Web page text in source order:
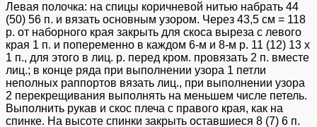
Левая полочка: на спицы коричневой нитью набрать 44
(50) 56 п. и вязать основным узором. Через 43,5 см = 118
р. от наборного края закрыть для скоса выреза с левого
края 1 п. и попеременно в каждом 6-м и 8-м р. 11 (12) 13 х
1 п., для этого в лиц. р. перед кром. провязать 2 п. вместе
лиц.; в конце ряда при выполнении узора 1 петли
неполных раппортов вязать лиц., при выполнении узора
2 перекрещивания выполнять на меньшем числе петель.
Выполнить рукав и скос плеча с правого края, как на
спинке. На высоте спинки закрыть оставшиеся 8 (7) 6 п.